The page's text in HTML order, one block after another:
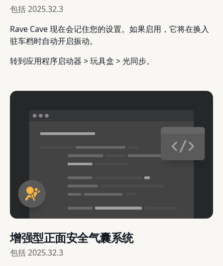
包括2025.32.3
Rave Cave 现在会记住您的设置。如果启用，它将在换入
驻车档时自动开启振动。
转到应用程序启动器 > 玩具盒 > 光同步。
增强型正面安全气囊系统
包括2025.32.3